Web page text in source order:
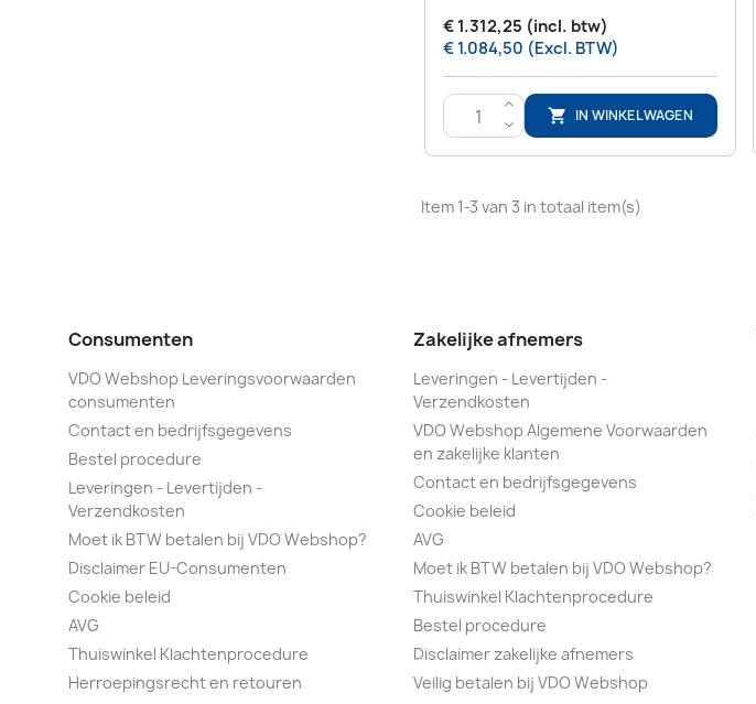
€ 1.312,25 (incl. btw)
€ 1.084,50 (Excl. BTW)
>
<
 IN WINKELWAGEN
Item 1-3 van 3 in totaal item(s)
Consumenten
VDO Webshop Leveringsvoorwaarden
consumenten
Contact en bedrijfsgegevens
Bestel procedure
Leveringen - Levertijden -
Verzendkosten
Moet ik BTW betalen bij VDO Webshop?
Disclaimer EU-Consumenten
Cookie beleid
AVG
Thuiswinkel Klachtenprocedure
Herroepingsrecht en retouren
Zakelijke afnemers
Leveringen - Levertijden -
Verzendkosten
VDO Webshop Algemene Voorwaarden
en zakelijke klanten
Contact en bedrijfsgegevens
Cookie beleid
AVG
Moet ik BTW betalen bij VDO Webshop?
Thuiswinkel Klachtenprocedure
Bestel procedure
Disclaimer zakelijke afnemers
Veilig betalen bij VDO Webshop